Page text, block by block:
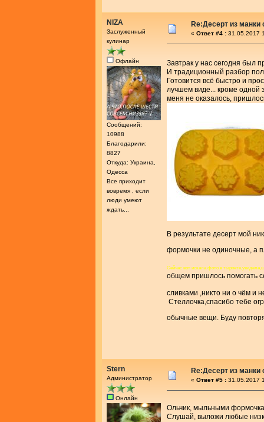
NIZA
Заслуженный
кулинар
Офлайн
Сообщений:
10988
Благодарили:
8827
Откуда: Украина,
Одесса
Все приходит
вовремя , если
люди умеют
ждать...
Re:Десерт из манки
« Ответ #4 : 31.05.2017
Завтрак у нас сегодня был
И традиционный разбор
Готовится всё быстро и
лучшем виде... кроме одной
меня не оказалось,
В результате десерт мой
формочки не одиночные, а
Сейчас вот искала фото в
общем пришлось помогать
сливками ,никто ни о чём и
Стеллочка,спасибо тебе
обычные вещи. Буду
Stern
Администратор
Онлайн
Re:Десерт из манки
« Ответ #5 : 31.05.2017
Ольчик, мыльными
Слушай, выложи любые